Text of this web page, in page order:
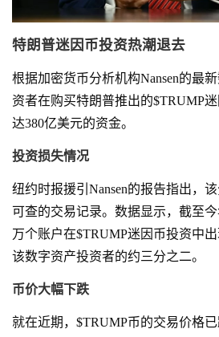
特朗普迷因币投资热潮退去
根据加密货币分析机构Nansen的最
资者在购买特朗普推出的$TRUMP
达380亿美元的资金。
投资损失情况
纽约时报援引Nansen的报告指出，
可查的交易记录。数据显示，截至
万个账户在$TRUMP迷因币投资中
该数字资产投资者的约三分之二。
币价大幅下跌
就在近期，$TRUMP币的交易价格